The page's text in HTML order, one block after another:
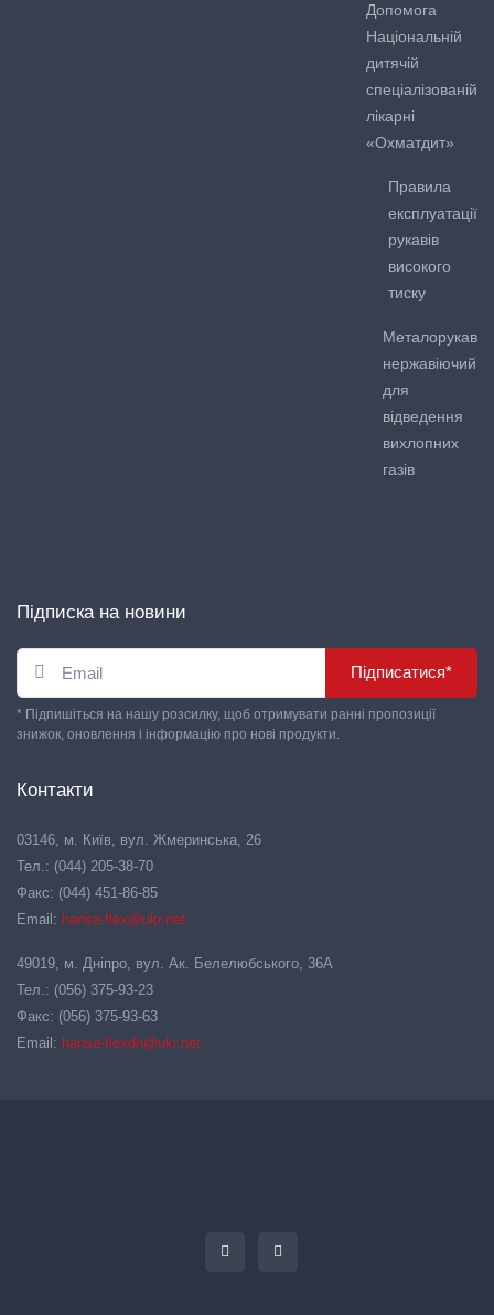
Допомога
Національній
дитячій
спеціалізованій
лікарні
«Охматдит»
Правила
експлуатації
рукавів
високого
тиску
Металорукав
нержавіючий
для
відведення
вихлопних
газів
Підписка на новини
Підписатися*
* Підпишіться на нашу розсилку, щоб отримувати ранні пропозиції
знижок, оновлення і інформацію про нові продукти.
Контакти
03146, м. Київ, вул. Жмеринська, 26
Тел.: (044) 205-38-70
Факс: (044) 451-86-85
Email: hansa-flex@ukr.net
49019, м. Дніпро, вул. Ак. Белелюбського, 36А
Тел.: (056) 375-93-23
Факс: (056) 375-93-63
Email: hansa-flexdn@ukr.net